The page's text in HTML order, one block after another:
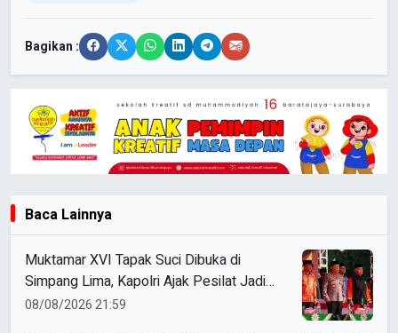
Bagikan :
Baca Lainnya
Muktamar XVI Tapak Suci Dibuka di
Simpang Lima, Kapolri Ajak Pesilat Jadi
Cooling System
08/08/2026 21:59